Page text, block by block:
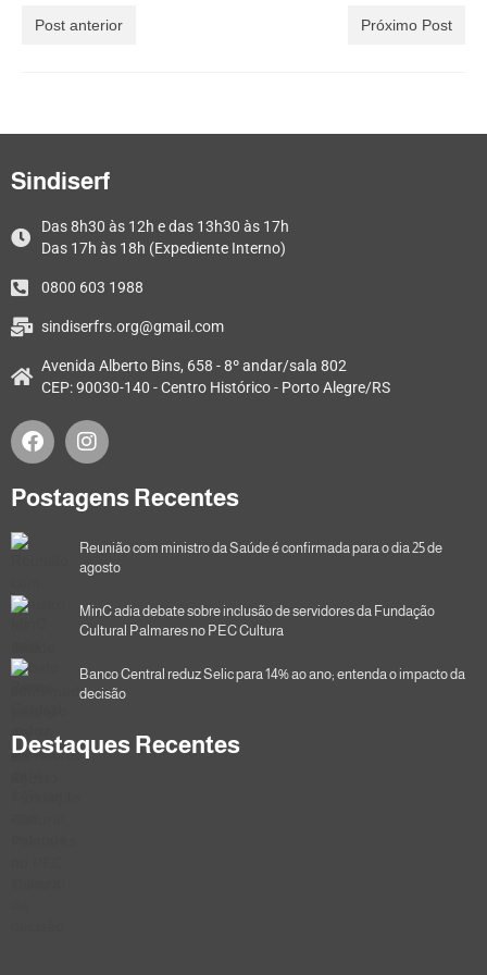
Post anterior Próximo Post
Sindiserf
Das 8h30 às 12h e das 13h30 às 17h
Das 17h às 18h (Expediente Interno)
0800 603 1988
sindiserfrs.org@gmail.com
Avenida Alberto Bins, 658 - 8º andar/sala 802
CEP: 90030-140 - Centro Histórico - Porto Alegre/RS
Postagens Recentes
Reunião com ministro da Saúde é confirmada para o dia 25 de
agosto
MinC adia debate sobre inclusão de servidores da Fundação
Cultural Palmares no PEC Cultura
Banco Central reduz Selic para 14% ao ano; entenda o impacto da
decisão
Destaques Recentes